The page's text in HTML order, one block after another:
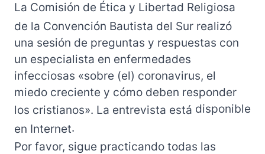
La Comisión de Ética y Libertad Religiosa
de la Convención Bautista del Sur realizó
una sesión de preguntas y respuestas con
un especialista en enfermedades
infecciosas «sobre (el) coronavirus, el
miedo creciente y cómo deben responder
los cristianos». La entrevista está disponible
en Internet.
Por favor, sigue practicando todas las